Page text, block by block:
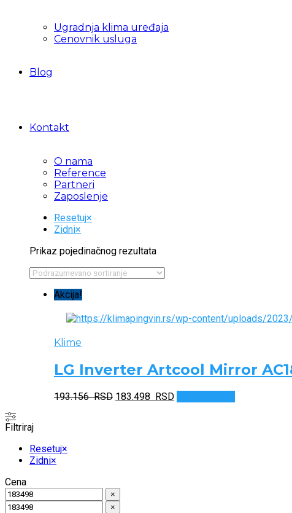
Ugradnja klima uređaja
Cenovnik usluga
Blog
Kontakt
O nama
Reference
Partneri
Zaposlenje
Resetuj×
Zidni×
Prikaz pojedinačnog rezultata
Akcija!
Klime
LG Inverter Artcool Mirror
193.156RSD Originalna
183.498 RSDTrenutna
Filtriraj
Resetuj×
Zidni×
Cena
×
×